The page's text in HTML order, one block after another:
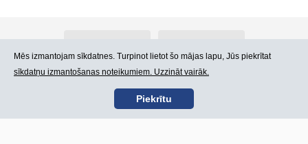
Kontakti Lietošanas noteikumi
Mēs izmantojam sīkdatnes. Turpinot lietot šo mājas lapu, Jūs piekrītat
sīkdatņu izmantošanas noteikumiem. Uzzināt vairāk.
Piekrītu